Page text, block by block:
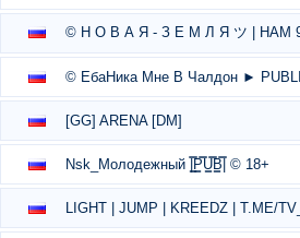
© Н О В А Я - З Е М Л Я ツ | НАМ
© ЕбаНика Мне В Чалдон ►
[GG] ARENA [DM]
Nsk_Молодежный |͇̿P͇̿U͇̿B͇̿| © 18+
LIGHT | JUMP | KREEDZ | T.ME/